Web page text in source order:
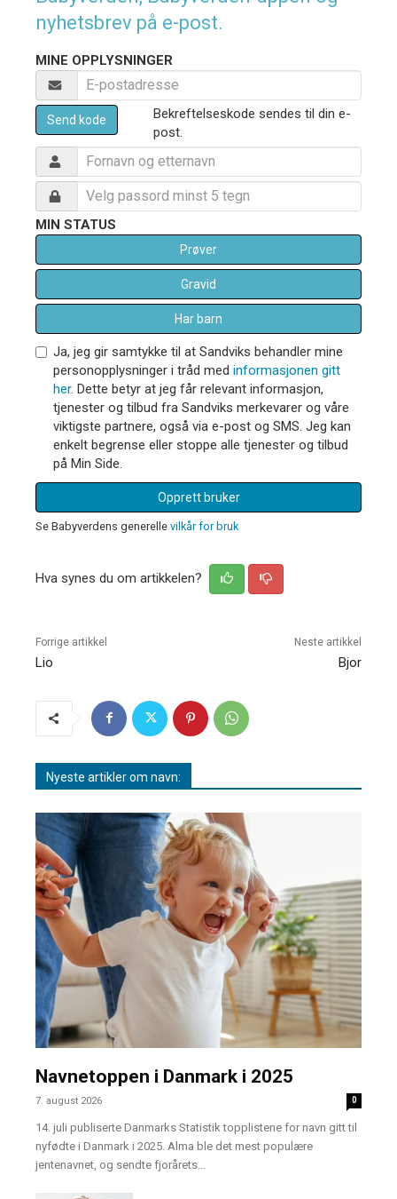
nyhetsbrev på e-post.
MINE OPPLYSNINGER
Send kode
Bekreftelseskode sendes til din e-
post.
MIN STATUS
Prøver
Gravid
Har barn
Ja, jeg gir samtykke til at Sandviks behandler mine
personopplysninger i tråd med informasjonen gitt
her. Dette betyr at jeg får relevant informasjon,
tjenester og tilbud fra Sandviks merkevarer og våre
viktigste partnere, også via e-post og SMS. Jeg kan
enkelt begrense eller stoppe alle tjenester og tilbud
på Min Side.
Opprett bruker
Se Babyverdens generelle vilkår for bruk
Hva synes du om artikkelen?
Forrige artikkel
Lio
Neste artikkel
Bjor
Nyeste artikler om navn:
Navnetoppen i Danmark i 2025
7. august 2026 0
14. juli publiserte Danmarks Statistik topplistene for navn gitt til
nyfødte i Danmark i 2025. Alma ble det mest populære
jentenavnet, og sendte fjorårets...